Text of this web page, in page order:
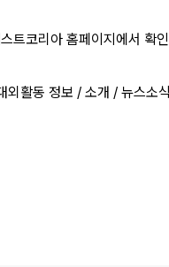
트코리아 홈페이지에서 확
외활동 정보 / 소개 / 뉴스소